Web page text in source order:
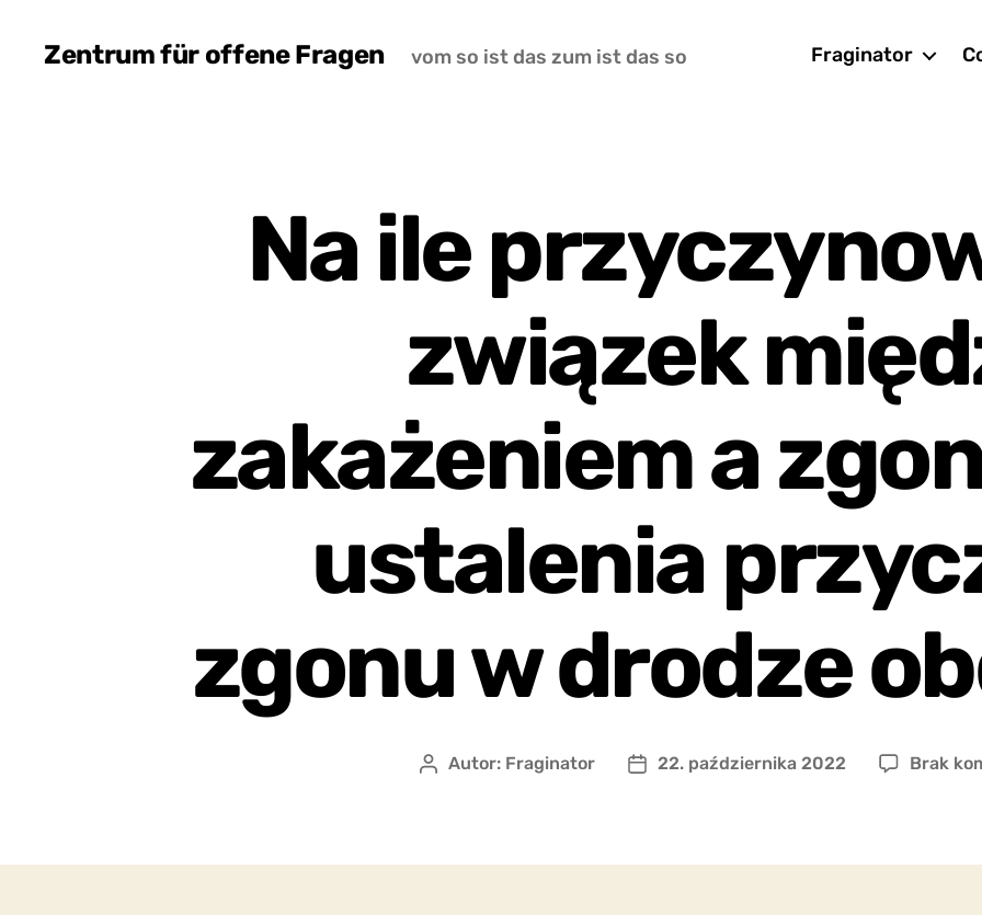
Zentrum für offene Fragen vom so ist das zum ist das so Fraginator
Na ile
związek
zakażeniem a
ustalenia
zgonu w drodze
Autor
Autor: Fraginator
Data22. października 2022 Brak